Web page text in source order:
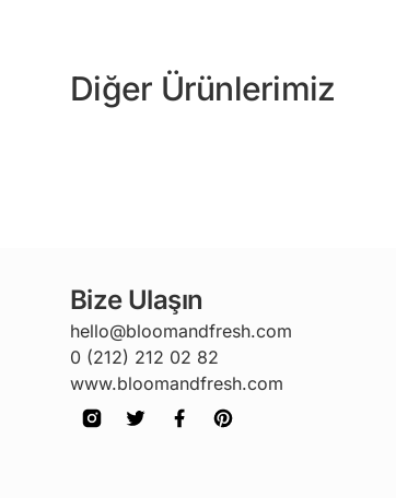
Diğer Ürünlerimiz
Bize Ulaşın
hello@bloomandfresh.com
0 (212) 212 02 82
www.bloomandfresh.com